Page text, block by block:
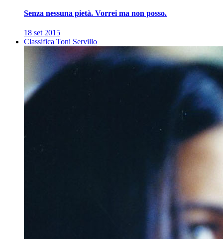
Senza nessuna pietà. Vorrei ma non posso.
18 set 2015
Classifica Toni Servillo